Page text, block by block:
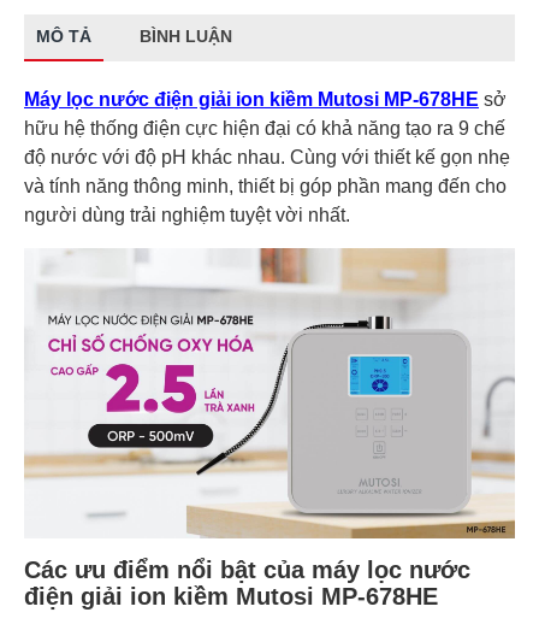
MÔ TẢ BÌNH LUẬN
Máy lọc nước điện giải ion kiềm Mutosi MP-678HE sở
hữu hệ thống điện cực hiện đại có khả năng tạo ra 9 chế
độ nước với độ pH khác nhau. Cùng với thiết kế gọn nhẹ
và tính năng thông minh, thiết bị góp phần mang đến cho
người dùng trải nghiệm tuyệt vời nhất.
Các ưu điểm nổi bật của máy lọc nước
điện giải ion kiềm Mutosi MP-678HE